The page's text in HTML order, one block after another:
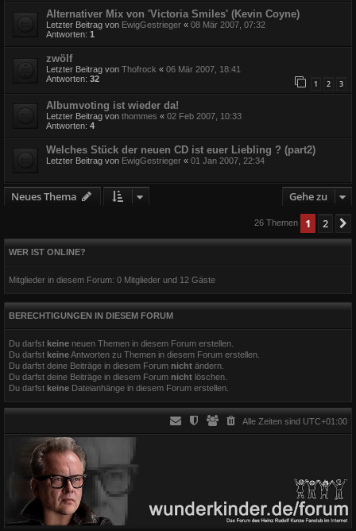
Alternativer Mix von 'Victoria Smiles' (Kevin Coyne)
Letzter Beitrag von EwigGestrieger « 08 Mär 2007, 07:32
Antworten: 1
zwölf
Letzter Beitrag von Thofrock « 06 Mär 2007, 18:41
Antworten: 32 1 2 3
Albumvoting ist wieder da!
Letzter Beitrag von thommes « 02 Feb 2007, 10:33
Antworten: 4
Welches Stück der neuen CD ist euer Liebling ? (part2)
Letzter Beitrag von EwigGestrieger « 01 Jan 2007, 22:34
Neues Thema Gehe zu
26 Themen 1 2
WER IST ONLINE?
Mitglieder in diesem Forum: 0 Mitglieder und 12 Gäste
BERECHTIGUNGEN IN DIESEM FORUM
Du darfst keine neuen Themen in diesem Forum erstellen.
Du darfst keineAntworten zu Themen in diesem Forum erstellen.
Du darfst deine Beiträge in diesem Forum nicht ändern.
Du darfst deine Beiträge in diesem Forum nicht löschen.
Du darfst keine Dateianhänge in diesem Forum erstellen.
Alle Zeiten sind UTC+01:00